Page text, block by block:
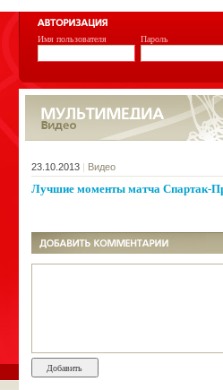
Имя пользователя Пароль
23.10.2013 | Видео
Лучшие моменты матча Спартак-